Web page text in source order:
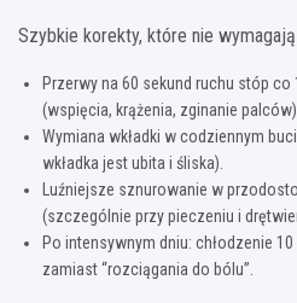
Szybkie korekty, które nie
Przerwy na 60 sekund ruchu stóp
(wspięcia, krążenia, zginanie palców).
Wymiana wkładki w codziennym
wkładka jest ubita i śliska).
Luźniejsze sznurowanie w
(szczególnie przy pieczeniu i
Po intensywnym dniu: chłodzenie
zamiast “rozciągania do bólu”.